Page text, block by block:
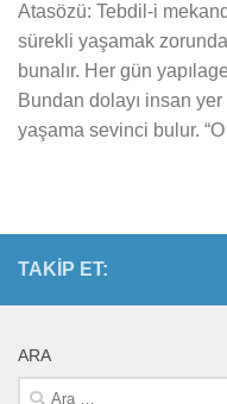
Atasözü: Tebdil-i
sürekli yaşamak
bunalır. Her gün
Bundan dolayı insan
yaşama sevinci bulur.
TAKIP ET:
ARA
Arama: